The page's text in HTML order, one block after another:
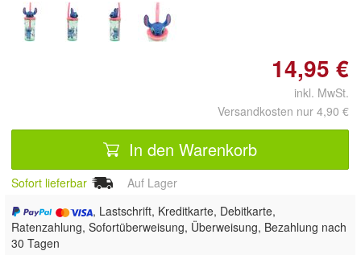
14,95 €
inkl. MwSt.
Versandkosten nur 4,90 €
In den Warenkorb
Sofort lieferbar
Auf Lager
, Lastschrift, Kreditkarte, Debitkarte,
Ratenzahlung, Sofortüberweisung, Überweisung, Bezahlung nach
30 Tagen